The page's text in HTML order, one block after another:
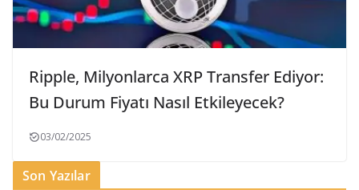
Ripple, Milyonlarca XRP Transfer Ediyor:
Bu Durum Fiyatı Nasıl Etkileyecek?
03/02/2025
Son Yazılar